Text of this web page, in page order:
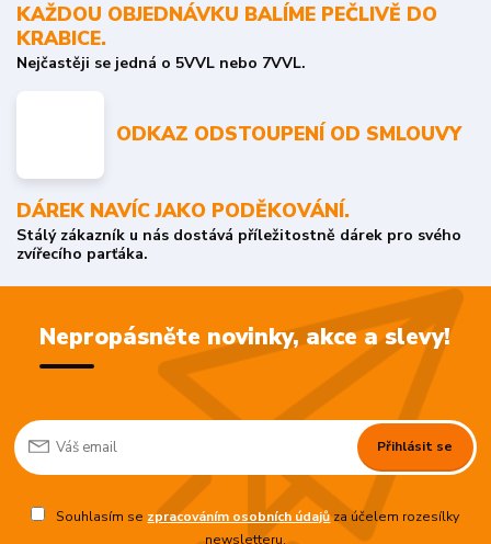
KAŽDOU OBJEDNÁVKU BALÍME PEČLIVĚ DO
KRABICE.
Nejčastěji se jedná o 5VVL nebo 7VVL.
ODKAZ ODSTOUPENÍ OD SMLOUVY
DÁREK NAVÍC JAKO PODĚKOVÁNÍ.
Stálý zákazník u nás dostává příležitostně dárek pro svého
zvířecího parťáka.
Nepropásněte novinky, akce a slevy!
Přihlásit se
Souhlasím se zpracováním osobních údajůza účelem rozesílky
newsletteru.